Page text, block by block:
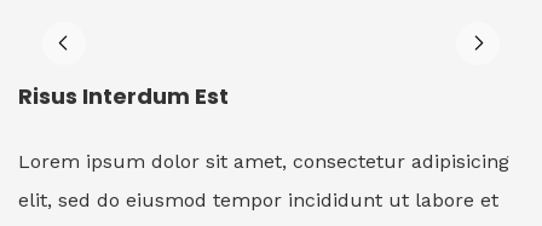
Risus Interdum Est
Lorem ipsum dolor sit amet, consectetur adipisicing
elit, sed do eiusmod tempor incididunt ut labore et